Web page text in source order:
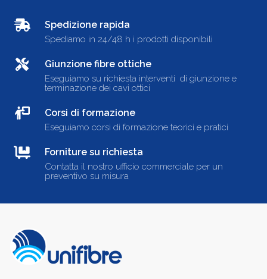
Spedizione rapida
Spediamo in 24/48 h i prodotti disponibili
Giunzione fibre ottiche
Eseguiamo su richiesta interventi di giunzione e
terminazione dei cavi ottici
Corsi di formazione
Eseguiamo corsi di formazione teorici e pratici
Forniture su richiesta
Contatta il nostro ufficio commerciale per un
preventivo su misura